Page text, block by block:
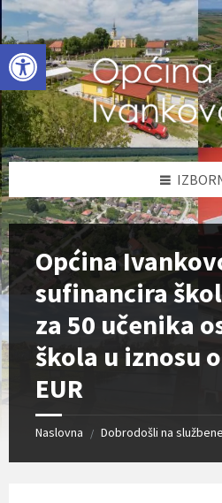
Open toolbar
Skip
to
content
Skip
to
left
sidebar
Skip
to
footer
Općina
sufinancira
za 50 učenika
škola u iznosu
EUR
Naslovna / Dobrodošli na